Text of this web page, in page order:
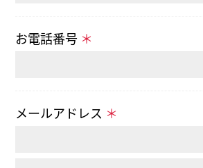
お電話番号 ＊
メールアドレス ＊